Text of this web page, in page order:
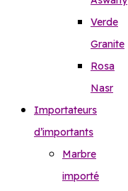
Verde
Granite
Rosa
Nasr
Importateurs
d’importants
Marbre
importé